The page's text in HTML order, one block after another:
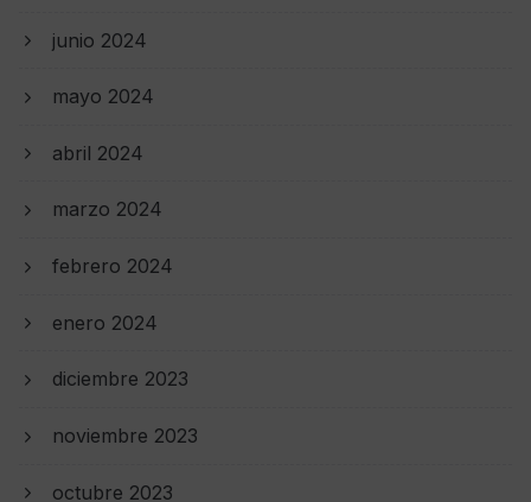
junio 2024
mayo 2024
abril 2024
marzo 2024
febrero 2024
enero 2024
diciembre 2023
noviembre 2023
octubre 2023